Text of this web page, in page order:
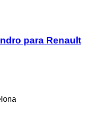
para Renault